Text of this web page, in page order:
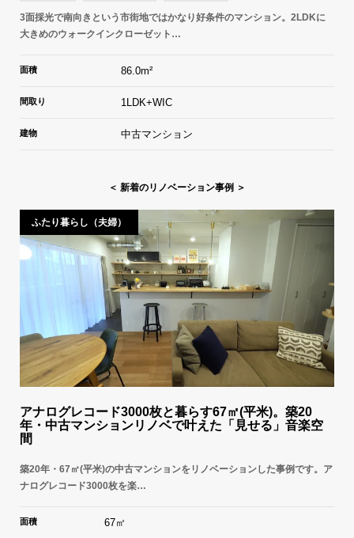
3面採光で南向きという市街地ではかなり好条件のマンション。2LDKに
大きめのウォークインクローゼット…
面積 86.0m²
間取り 1LDK+WIC
建物 中古マンション
＜ 新着のリノベーション事例 ＞
ふたり暮らし（夫婦）
アナログレコード3000枚と暮らす67㎡(平米)。築20
年・中古マンションリノベで叶えた「見せる」音楽空
間
築20年・67㎡(平米)の中古マンションをリノベーションした事例です。ア
ナログレコード3000枚を楽…
面積 67㎡